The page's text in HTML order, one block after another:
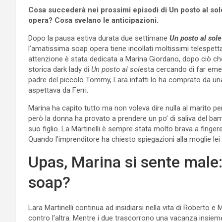
Cosa succederà nei prossimi episodi di Un posto al
opera? Cosa svelano le anticipazioni.
Dopo la pausa estiva durata due settimane Un posto al
l’amatissima soap opera tiene incollati moltissimi
attenzione è stata dedicata a Marina Giordano, dopo ciò
storica dark lady di Un posto al solesta cercando di far
padre del piccolo Tommy, Lara infatti lo ha comprato da
aspettava da Ferri.
Marina ha capito tutto ma non voleva dire nulla al marito
però la donna ha provato a prendere un po’ di saliva del
suo figlio. La Martinelli è sempre stata molto brava a
Quando l’imprenditore ha chiesto spiegazioni alla moglie
Upas, Marina si sente
soap?
Lara Martinelli continua ad insidiarsi nella vita di Roberto
contro l’altra. Mentre i due trascorrono una vacanza